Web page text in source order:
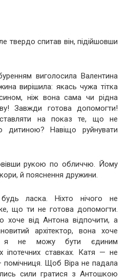
твердо спитав він, підійшовши
виголосила Валентина
вирішила: якась чужа тітка
ніж вона сама чи рідна
Завжди готова допомогти!
на показ те, що не
дитиною? Навіщо руйнувати
рукою по обличчю. Йому
й пояснення дружини.
ласка. Ніхто нічого не
що ти не готова допомогти.
від Антона відпочити, а
архітектор, вона хоче
я не можу бути єдиним
іпотечних ставках. Катя — не
Щоб Віра не падала
сили гратися з Антошкою